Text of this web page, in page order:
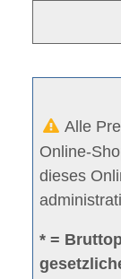
Alle
Online-
dieses
* =